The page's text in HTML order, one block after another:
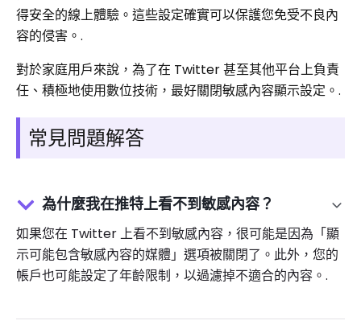
得安全的線上體驗。這些設定確實可以保護您免受不良內
容的侵害。.
對於家庭用戶來說，為了在 Twitter 甚至其他平台上負責
任、積極地使用數位技術，最好關閉敏感內容顯示設定。.
常見問題解答
為什麼我在推特上看不到敏感內容？
如果您在 Twitter 上看不到敏感內容，很可能是因為「顯
示可能包含敏感內容的媒體」選項被關閉了。此外，您的
帳戶也可能設定了年齡限制，以過濾掉不適合的內容。.